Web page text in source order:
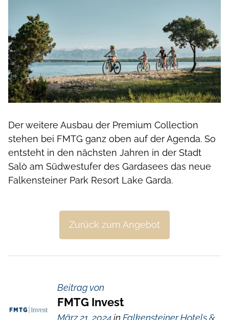
Der weitere Ausbau der Premium Collection
stehen bei FMTG ganz oben auf der Agenda. So
entsteht in den nächsten Jahren in der Stadt
Salò am Südwestufer des Gardasees das neue
Falkensteiner Park Resort Lake Garda.
Zurück zum Angebot
Beitrag von
FMTG Invest